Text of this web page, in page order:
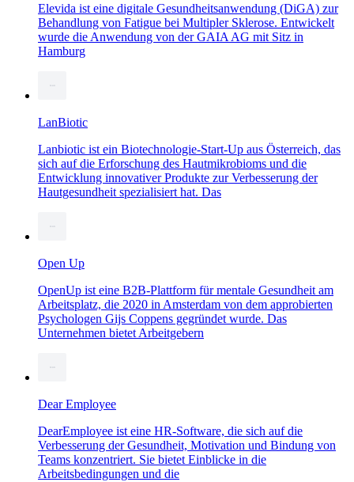
Elevida ist eine digitale Gesundheitsanwendung (DiGA) zur
Behandlung von Fatigue bei Multipler Sklerose. Entwickelt
wurde die Anwendung von der GAIA AG mit Sitz in
Hamburg
LanBiotic
Lanbiotic ist ein Biotechnologie-Start-Up aus Österreich, das
sich auf die Erforschung des Hautmikrobioms und die
Entwicklung innovativer Produkte zur Verbesserung der
Hautgesundheit spezialisiert hat. Das
Open Up
OpenUp ist eine B2B-Plattform für mentale Gesundheit am
Arbeitsplatz, die 2020 in Amsterdam von dem approbierten
Psychologen Gijs Coppens gegründet wurde. Das
Unternehmen bietet Arbeitgebern
Dear Employee
DearEmployee ist eine HR-Software, die sich auf die
Verbesserung der Gesundheit, Motivation und Bindung von
Teams konzentriert. Sie bietet Einblicke in die
Arbeitsbedingungen und die